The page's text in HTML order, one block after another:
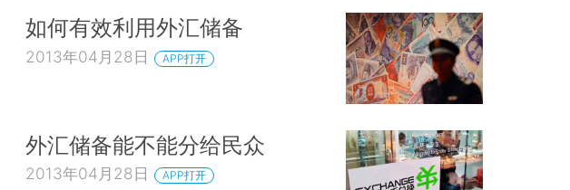
如何有效利用外汇储备
2013年04月28日 APP打开
外汇储备能不能分给民众
2013年04月28日 APP打开